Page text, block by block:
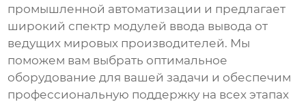
промышленной автоматизации и предлагает
широкий спектр модулей ввода вывода от
ведущих мировых производителей. Мы
поможем вам выбрать оптимальное
оборудование для вашей задачи и обеспечим
профессиональную поддержку на всех этапах